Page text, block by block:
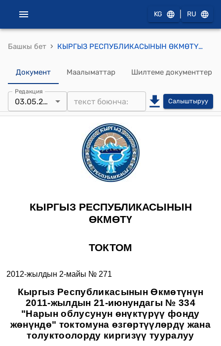
KG RU
Башкы бет › КЫРГЫЗ РЕСПУБЛИКАСЫНЫН ӨКМӨТҮНҮН 2012-жылдын 2-майындагы № 271 "Кыргыз Республикасынын Өкмөтүнүн 2011-жылдын 21-июнундагы № 334 "Нарын облусунун өнүктүрүү фонду жөнүндө" токтомуна өзгөртүүлөрдү жана толуктоолорду киргизүү тууралуу" токтому
Документ Маалыматтар Шилтеме документтер
Редакция
03.05.2012 Салыштыруу